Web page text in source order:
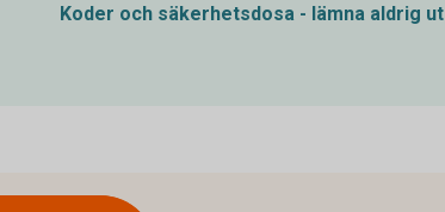
Koder och säkerhetsdosa - lämna aldrig ut